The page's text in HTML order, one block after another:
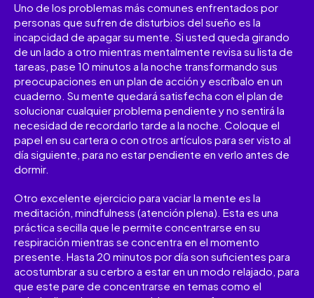
Uno de los problemas más comunes enfrentados por
personas que sufren de disturbios del sueño es la
incapcidad de apagar su mente. Si usted queda girando
de un lado a otro mientras mentalmente revisa su lista de
tareas, pase 10 minutos a la noche transformando sus
preocupaciones en un plan de acción y escríbalo en un
cuaderno. Su mente quedará satisfecha con el plan de
solucionar cualquier problema pendiente y no sentirá la
necesidad de recordarlo tarde a la noche. Coloque el
papel en su cartera o con otros artículos para ser visto al
día siguiente, para no estar pendiente en verlo antes de
dormir.
Otro excelente ejercicio para vaciar la mente es la
meditación, mindfulness (atención plena). Esta es una
práctica secilla que le permite concentrarse en su
respiración mientras se concentra en el momento
presente. Hasta 20 minutos por día son suficientes para
acostumbrar a su cerbro a estar en un modo relajado, para
que este pare de concentrarse en temas como el